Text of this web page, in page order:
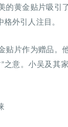
的黄金贴片吸
外引人注目。
贴片作为赠品。
之意。小吴及